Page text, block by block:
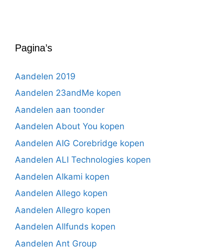
Pagina’s
Aandelen 2019
Aandelen 23andMe kopen
Aandelen aan toonder
Aandelen About You kopen
Aandelen AIG Corebridge kopen
Aandelen ALI Technologies kopen
Aandelen Alkami kopen
Aandelen Allego kopen
Aandelen Allegro kopen
Aandelen Allfunds kopen
Aandelen Ant Group